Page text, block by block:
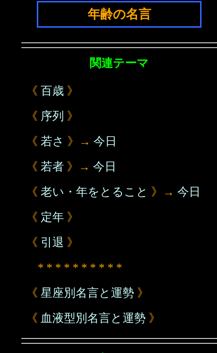
年齢の名言
関連テーマ
《 百歳 》
《 序列 》
《 若さ 》→ 今日
《 若者 》→ 今日
《 老い・年をとること 》→ 今日
《 定年 》
《 引退 》
* * * * * * * * * *
《 星座別名言と運勢 》
《 血液型別名言と運勢 》